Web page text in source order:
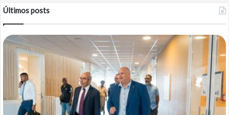
Últimos posts